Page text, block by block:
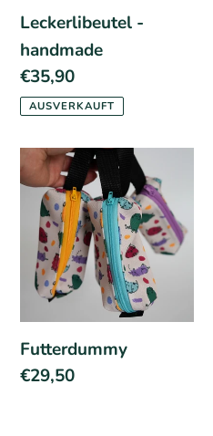
Leckerlibeutel -
handmade
Normaler
Preis
€35,90
AUSVERKAUFT
Futterdummy
Futterdummy
Normaler
€29,50